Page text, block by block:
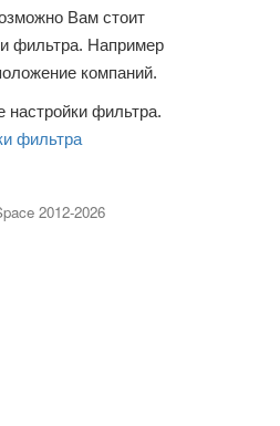
Вам стоит
фильтра. Например
компаний.
настройки фильтра.
фильтра
2012-2026